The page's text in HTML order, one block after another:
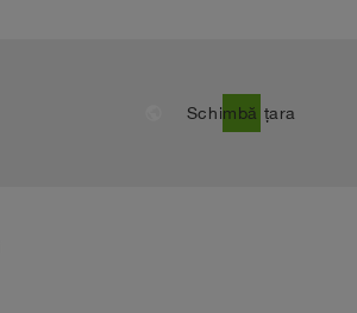
Schimbă țara